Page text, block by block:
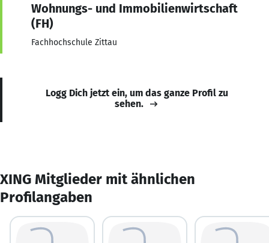
Wohnungs- und Immobilienwirtschaft
(FH)
Fachhochschule Zittau
Logg Dich jetzt ein, um das ganze Profil zu
sehen.
XING Mitglieder mit ähnlichen
Profilangaben